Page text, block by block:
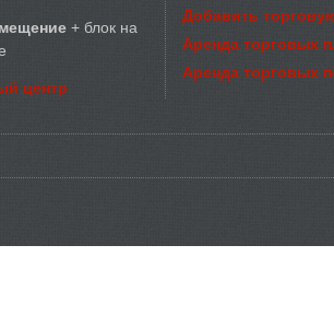
+ блок на
центр
Добавить
Аренда торговых
Аренда торговых